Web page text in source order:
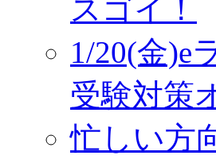
スゴイ！
1/20(金)e
受験対策
忙しい方